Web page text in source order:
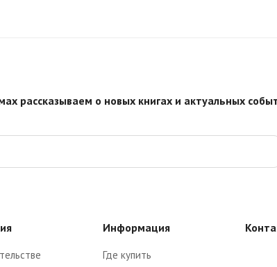
рассказываем о новых книгах и актуальных
Информация
Где купить